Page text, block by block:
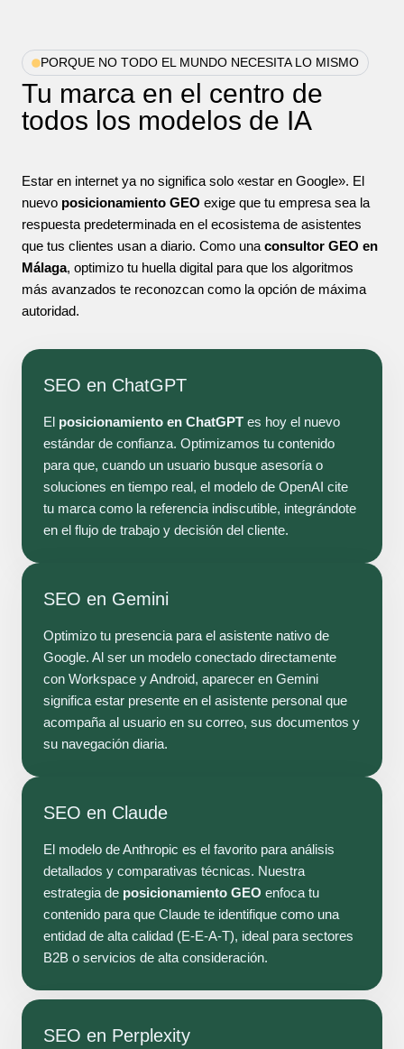
PORQUE NO TODO EL MUNDO NECESITA LO MISMO
Tu marca en el centro de
todos los modelos de IA
Estar en internet ya no significa solo «estar en Google». El
nuevo posicionamiento GEO exige que tu empresa sea la
respuesta predeterminada en el ecosistema de asistentes
que tus clientes usan a diario. Como unaconsultor GEO en
Málaga, optimizo tu huella digital para que los algoritmos
más avanzados te reconozcan como la opción de máxima
autoridad.
SEO en ChatGPT
El posicionamiento en ChatGPT es hoy el nuevo
estándar de confianza. Optimizamos tu contenido
para que, cuando un usuario busque asesoría o
soluciones en tiempo real, el modelo de OpenAI cite
tu marca como la referencia indiscutible, integrándote
en el flujo de trabajo y decisión del cliente.
SEO en Gemini
Optimizo tu presencia para el asistente nativo de
Google. Al ser un modelo conectado directamente
con Workspace y Android, aparecer en Gemini
significa estar presente en el asistente personal que
acompaña al usuario en su correo, sus documentos y
su navegación diaria.
SEO en Claude
El modelo de Anthropic es el favorito para análisis
detallados y comparativas técnicas. Nuestra
estrategia de posicionamiento GEO enfoca tu
contenido para que Claude te identifique como una
entidad de alta calidad (E-E-A-T), ideal para sectores
B2B o servicios de alta consideración.
SEO en Perplexity